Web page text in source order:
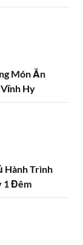
Món Ăn
Hy
Hành Trình
1 Đêm